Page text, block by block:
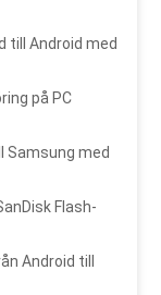
till Android med
på PC
Samsung med
Flash-
Android till